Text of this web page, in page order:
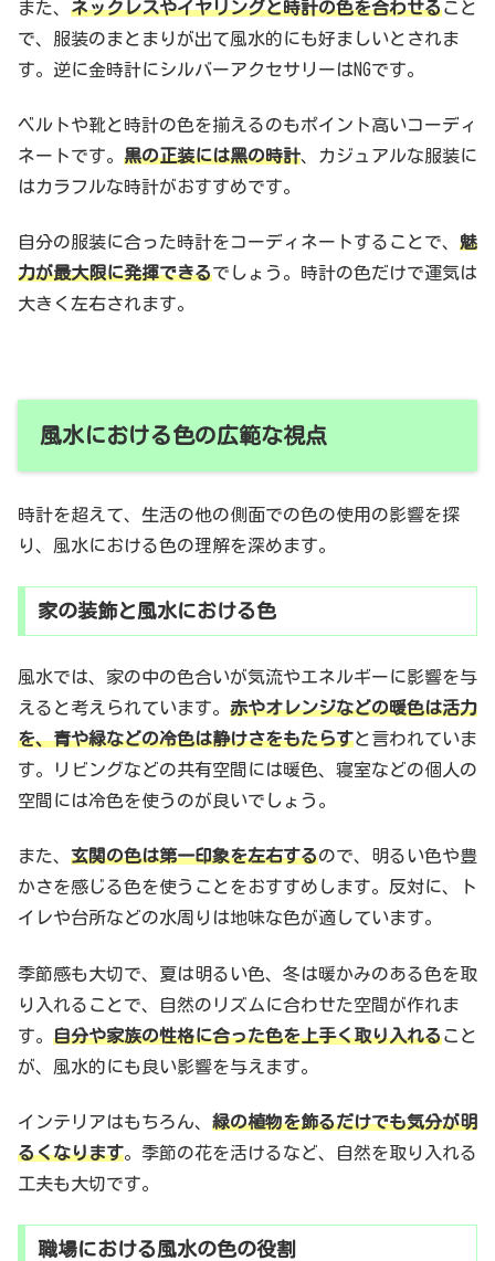
また、 ネックレスやイヤリングと時計の色を合わせること
で、服装のまとまりが出て風水的にも好ましいとされま
す。逆に金時計にシルバーアクセサリーはNGです。
ベルトや靴と時計の色を揃えるのもポイント高いコーディ
ネートです。 黒の正装には黑の時計、カジュアルな服装に
はカラフルな時計がおすすめです。
自分の服装に合った時計をコーディネートすることで、 魅
力が最大限に発揮できるでしょう。時計の色だけで運気は
大きく左右されます。
風水における色の広範な視点
時計を超えて、生活の他の側面での色の使用の影響を探
り、風水における色の理解を深めます。
家の装飾と風水における色
風水では、家の中の色合いが気流やエネルギーに影響を与
えると考えられています。 赤やオレンジなどの暖色は活力
を、青や緑などの冷色は静けさをもたらすと言われていま
す。リビングなどの共有空間には暖色、寝室などの個人の
空間には冷色を使うのが良いでしょう。
また、 玄関の色は第一印象を左右するので、明るい色や豊
かさを感じる色を使うことをおすすめします。反対に、ト
イレや台所などの水周りは地味な色が適しています。
季節感も大切で、夏は明るい色、冬は暖かみのある色を取
り入れることで、自然のリズムに合わせた空間が作れま
す。 自分や家族の性格に合った色を上手く取り入れること
が、風水的にも良い影響を与えます。
インテリアはもちろん、 緑の植物を飾るだけでも気分が明
るくなります。季節の花を活けるなど、自然を取り入れる
工夫も大切です。
職場における風水の色の役割